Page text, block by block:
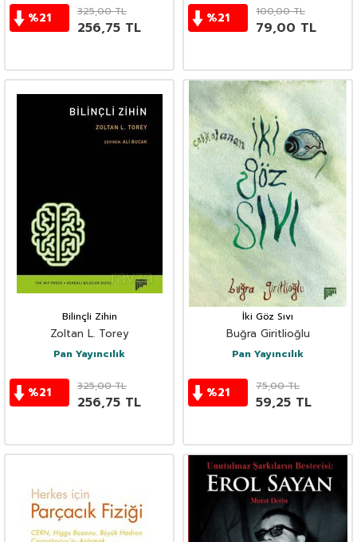
%21 325,00TL
256,75 TL
%21 100,00TL
79,00 TL
Bilinçli Zihin
Zoltan L. Torey
Pan Yayıncılık
%21 325,00TL
256,75 TL
İki Göz Sıvı
Buğra Giritlioğlu
Pan Yayıncılık
%21 75,00TL
59,25 TL